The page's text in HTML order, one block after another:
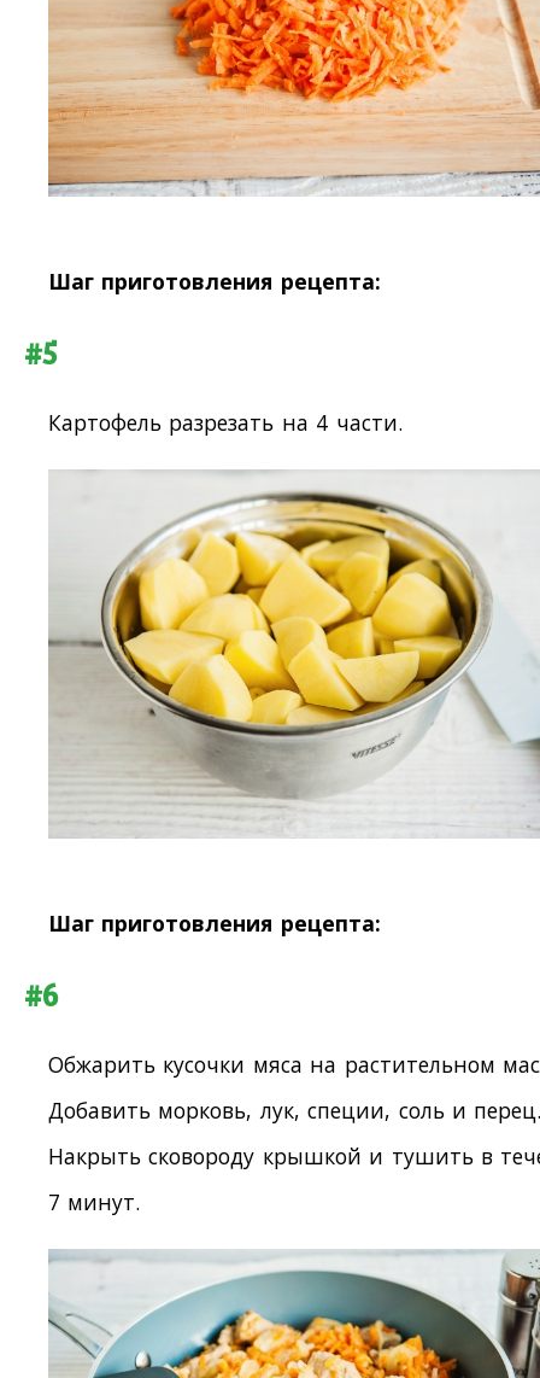
Шаг приготовления рецепта:
#5
Картофель разрезать на 4 части.
Шаг приготовления рецепта:
#6
Обжарить кусочки мяса на растительном
Добавить морковь, лук, специи, соль и
Накрыть сковороду крышкой и тушить в
7 минут.